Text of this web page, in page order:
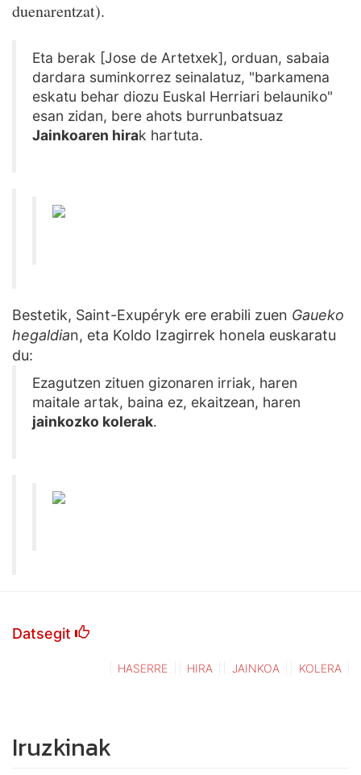
duenarentzat).
Eta berak [Jose de Artetxek], orduan, sabaia
dardara suminkorrez seinalatuz, "barkamena
eskatu behar diozu Euskal Herriari belauniko"
esan zidan, bere ahots burrunbatsuaz
Jainkoaren hirak hartuta.
Bestetik, Saint-Exupéryk ere erabili zuen Gaueko
hegaldian, eta Koldo Izagirrek honela euskaratu
du:
Ezagutzen zituen gizonaren irriak, haren
maitale artak, baina ez, ekaitzean, haren
jainkozko kolerak.
Datsegit
HASERRE HIRA JAINKOA KOLERA
Iruzkinak